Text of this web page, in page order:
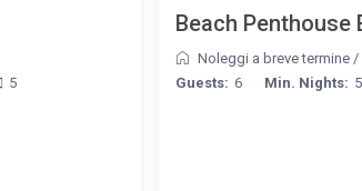
5
Beach Penthouse
Noleggi a breve termine/
Guests: 6 Min. Nights: 5